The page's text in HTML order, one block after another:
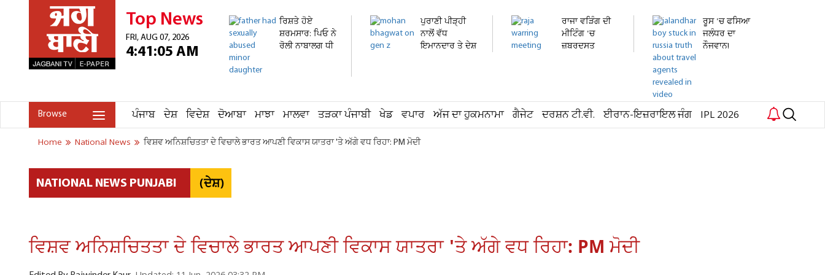
Top News
FRI, AUG 07, 2026
4:41:05 AM
ਰਿਸ਼ਤੇ ਹੋਏ
ਸ਼ਰਮਸਾਰ: ਪਿਓ ਨੇ
ਰੋਲੀ ਨਾਬਾਲਗ ਧੀ
ਪੁਰਾਣੀ ਪੀੜ੍ਹੀ
ਨਾਲੋਂ ਵੱਧ
ਇਮਾਨਦਾਰ ਤੇ ਦੇਸ਼
ਰਾਜਾ ਵੜਿੰਗ ਦੀ
ਮੀਟਿੰਗ 'ਚ
ਜ਼ਬਰਦਸਤ
ਰੂਸ 'ਚ ਫਸਿਆ
ਜਲੰਧਰ ਦਾ
ਨੌਜਵਾਨ!
Browse ਪੰਜਾਬ ਦੇਸ਼ ਵਿਦੇਸ਼ ਦੋਆਬਾ ਮਾਝਾ ਮਾਲਵਾ ਤੜਕਾ ਪੰਜਾਬੀ ਖੇਡ ਵਪਾਰ ਅੱਜ ਦਾ ਹੁਕਮਨਾਮਾ ਗੈਜੇਟ ਦਰਸ਼ਨ ਟੀ.ਵੀ. ਈਰਾਨ-ਇਜ਼ਰਾਇਲ ਜੰਗ IPL 2026
Home National News ਵਿਸ਼ਵ ਅਨਿਸ਼ਚਿਤਤਾ ਦੇ ਵਿਚਾਲੇ ਭਾਰਤ ਆਪਣੀ ਵਿਕਾਸ ਯਾਤਰਾ 'ਤੇ ਅੱਗੇ ਵਧ ਰਿਹਾ: PM ਮੋਦੀ
NATIONAL NEWS PUNJABI (ਦੇਸ਼)
ਵਿਸ਼ਵ ਅਨਿਸ਼ਚਿਤਤਾ ਦੇ ਵਿਚਾਲੇ ਭਾਰਤ ਆਪਣੀ ਵਿਕਾਸ ਯਾਤਰਾ 'ਤੇ ਅੱਗੇ ਵਧ ਰਿਹਾ: PM ਮੋਦੀ